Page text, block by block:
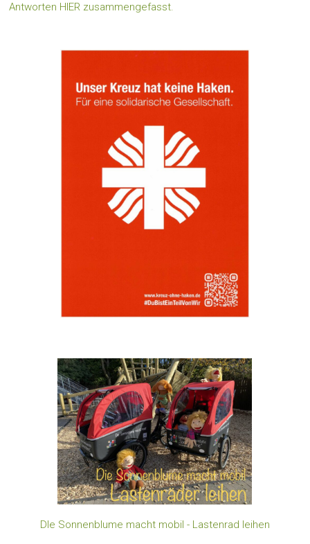
Antworten HIER zusammengefasst.
DIe Sonnenblume macht mobil - Lastenrad leihen